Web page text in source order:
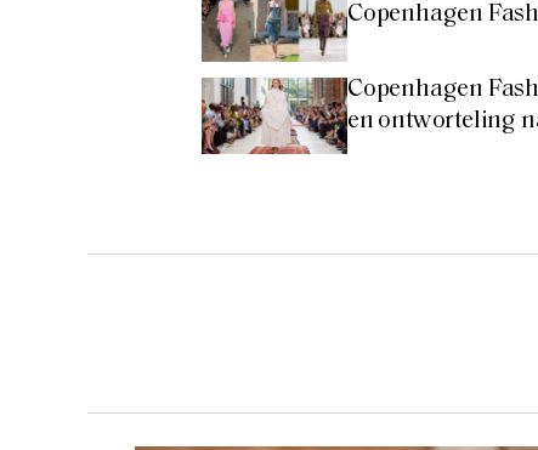
Copenhagen
Copenhagen
en ontworteling